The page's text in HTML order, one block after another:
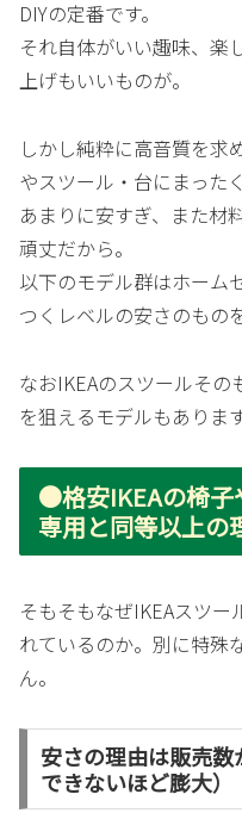
DIYの定番です。
それ自体がいい趣味、楽
上げもいいものが。
しかし純粋に高音質を求
やスツール・台にまった
あまりに安すぎ、また材
頑丈だから。
以下のモデル群はホーム
つくレベルの安さのもの
なおIKEAのスツールそ
を狙えるモデルもあります
●格安IKEAの椅子
専用と同等以上の
そもそもなぜIKEAスツ
れているのか。別に特殊
ん。
安さの理由は販売
できないほど膨大）